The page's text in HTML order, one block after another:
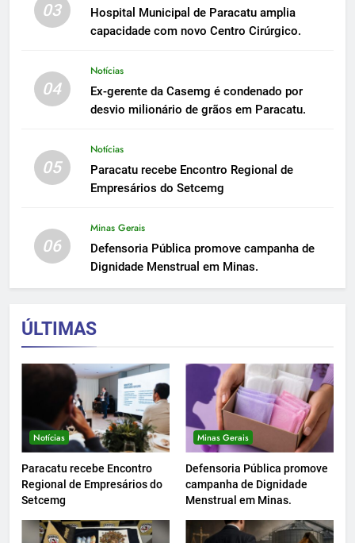
03
Hospital Municipal de Paracatu amplia
capacidade com novo Centro Cirúrgico.
04
Notícias
Ex-gerente da Casemg é condenado por
desvio milionário de grãos em Paracatu.
05
Notícias
Paracatu recebe Encontro Regional de
Empresários do Setcemg
06
Minas Gerais
Defensoria Pública promove campanha de
Dignidade Menstrual em Minas.
ÚLTIMAS
Notícias
Paracatu recebe Encontro
Regional de Empresários do
Setcemg
Minas Gerais
Defensoria Pública promove
campanha de Dignidade
Menstrual em Minas.